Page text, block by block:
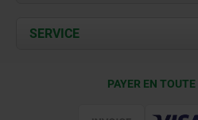
Contact
Documents
SERVICE
PAYER EN